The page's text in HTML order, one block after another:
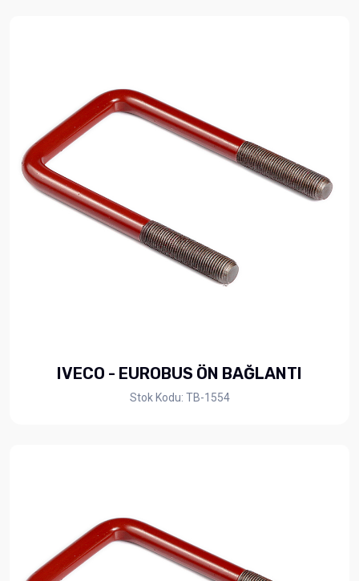
IVECO - EUROBUS ÖN BAĞLANTI
Stok Kodu: TB-1554